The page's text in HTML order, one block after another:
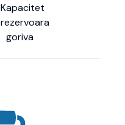
Kapacitet
rezervoara
goriva